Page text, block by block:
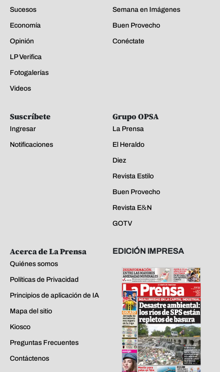
Sucesos
Economía
Opinión
LP Verifica
Fotogalerías
Videos
Semana en Imágenes
Buen Provecho
Conéctate
Suscríbete
Ingresar
Notificaciones
Grupo OPSA
La Prensa
El Heraldo
Diez
Revista Estilo
Buen Provecho
Revista E&N
GOTV
Acerca de La Prensa
Quiénes somos
Políticas de Privacidad
Principios de aplicación de IA
Mapa del sitio
Kiosco
Preguntas Frecuentes
Contáctenos
EDICIÓN IMPRESA